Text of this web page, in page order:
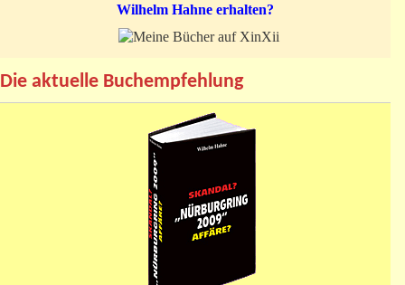
Wilhelm Hahne erhalten?
Die aktuelle Buchempfehlung